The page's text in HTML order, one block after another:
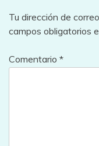
Tu dirección de
campos obligatorios
Comentario *